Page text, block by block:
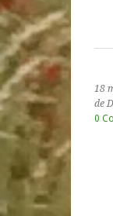
18
de
0